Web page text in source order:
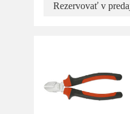
Rezervovať v